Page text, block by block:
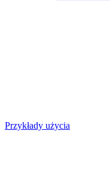
Przykłady użycia